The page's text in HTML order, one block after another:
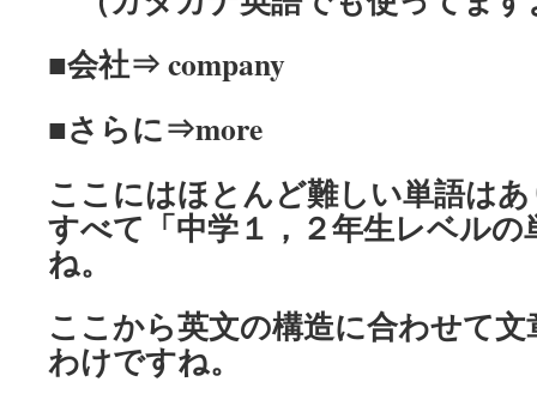
■会社⇒ company
■さらに⇒more
ここにはほとんど難しい単語は
すべて「中学１，２年生レベル
ね。
ここから英文の構造に合わせて
わけですね。